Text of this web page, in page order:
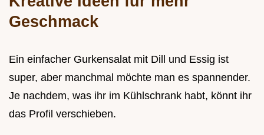
Geschmack
Ein einfacher Gurkensalat mit Dill und Essig ist
super, aber manchmal möchte man es spannender.
Je nachdem, was ihr im Kühlschrank habt, könnt ihr
das Profil verschieben.